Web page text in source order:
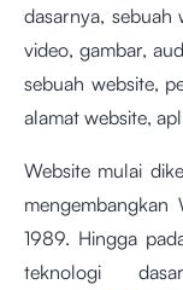
dasarnya, sebuah
video, gambar,
sebuah website,
alamat website,
Website mulai
1989. Hingga
teknologi